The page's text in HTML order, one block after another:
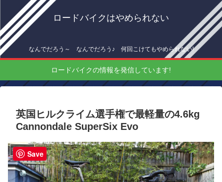
ロードバイクはやめられない
なんでだろう～ なんでだろう♪ 何回こけてもやめられない!
ロードバイクの情報を発信しています!
英国ヒルクライム選手権で最軽量の4.6kg
Cannondale SuperSix Evo
機材情報Save